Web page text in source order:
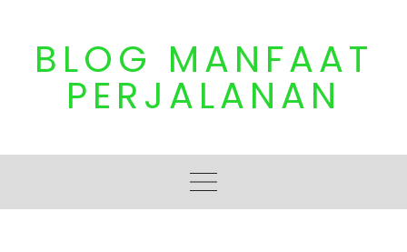
contentBLOG MANFAAT
PERJALANAN